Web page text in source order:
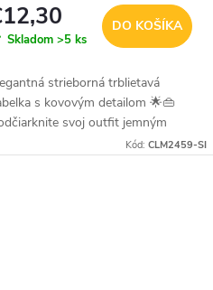
Skladom >5 ks
DO KOŠÍKA
strieborná trblietavá
s kovovým detailom 🌟👜
svoj outfit jemným
s touto striebornou
Kód:CLM2459-SI